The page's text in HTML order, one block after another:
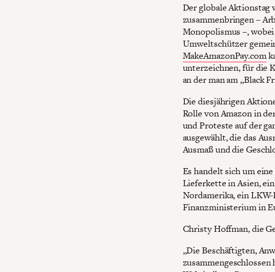
Der globale Aktionstag
zusammenbringen –
Monopolismus –,
Umweltschützer
MakeAmazonPay.com
unterzeichnen, für die
an der man am „Black
Die diesjährigen
Rolle von Amazon in
und Proteste auf der
ausgewählt, die das
Ausmaß und die
Es handelt sich um
Lieferkette in Asien,
Nordamerika, ein
Finanzministerium in
Christy Hoffman, die
„Die Beschäftigten,
zusammengeschlossen